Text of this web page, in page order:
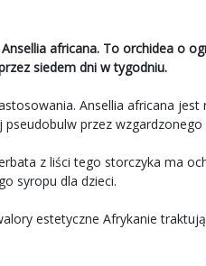
africana. To orchidea o
siedem dni w tygodniu.
Ansellia africana
przez
z liści tego storczyka ma
syropu dla dzieci.
estetyczne Afrykanie